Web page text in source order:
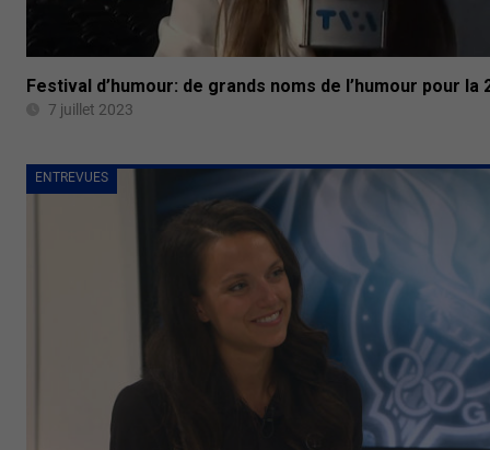
Festival d’humour: de grands noms de l’humour pour la
7 juillet 2023
ENTREVUES